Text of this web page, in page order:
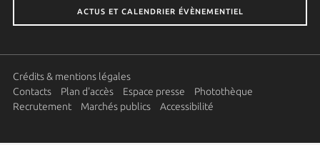
ACTUS ET CALENDRIER ÉVÈNEMENTIEL
Crédits & mentions légales
Contacts
Plan d'accès Espace presse
Photothèque
Recrutement
Marchés publics Accessibilité